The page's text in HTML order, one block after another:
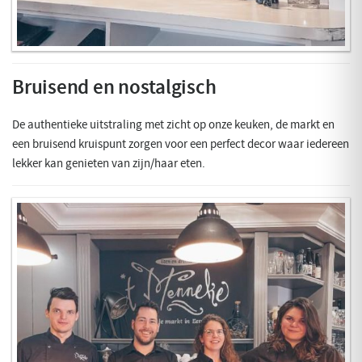
Bruisend en nostalgisch
De authentieke uitstraling met zicht op onze keuken, de markt en
een bruisend kruispunt zorgen voor een perfect decor waar iedereen
lekker kan genieten van zijn/haar eten.